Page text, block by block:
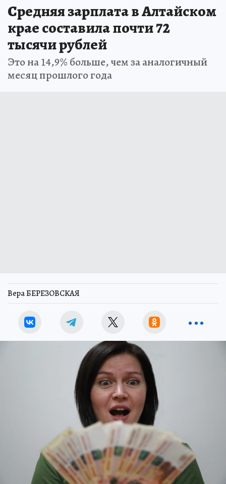
Средняя зарплата в Алтайском
крае составила почти 72
тысячи рублей
Это на 14,9% больше, чем за аналогичный
месяц прошлого года
Вера БЕРЕЗОВСКАЯ